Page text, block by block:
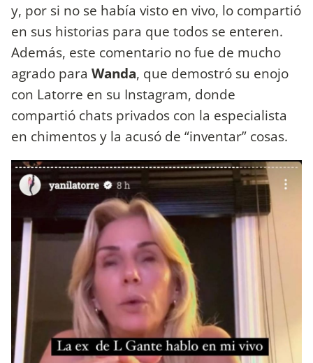
y, por si no se había visto en vivo, lo compartió
en sus historias para que todos se enteren.
Además, este comentario no fue de mucho
agrado para Wanda, que demostró su enojo
con Latorre en su Instagram, donde
compartió chats privados con la especialista
en chimentos y la acusó de “inventar” cosas.